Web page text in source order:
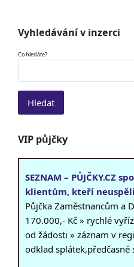
Vyhledávání v inzerci
Co hledáte?
VIP půjčky
SEZNAM – PŮJČKY.CZ
klientům, kteří
Půjčka Zaměstnancům a
170.000,- Kč » rychlé
od žádosti » záznam v
odklad splátek,předčasné